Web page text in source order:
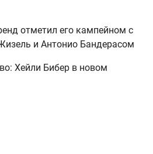
отметил его кампейном с
и Антонио Бандерасом
Хейли Бибер в новом